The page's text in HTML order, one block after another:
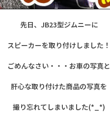
先日、JB23型ジムニーに
スピーカーを取り付けしました！
ごめんなさい・・・お車の写真と
肝心な取り付けた商品の写真を
撮り忘れてしまいました(*_*)